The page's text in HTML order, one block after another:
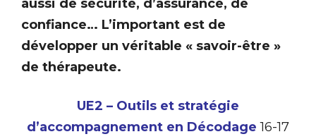
aussi de sécurité, d’assurance, de
confiance… L’important est de
développer un véritable « savoir-être »
de thérapeute.
UE2 – Outils et stratégie
d’accompagnement en Décodage16-17